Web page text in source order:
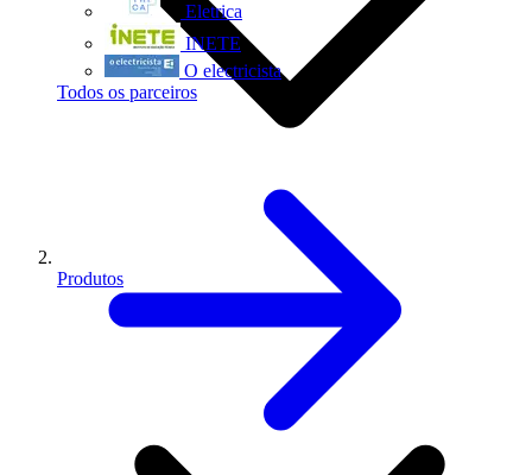
Eletrica
INETE
O electricista
Todos os parceiros
Produtos